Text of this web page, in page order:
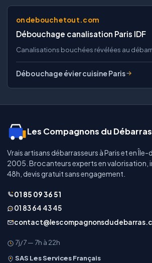
ondebouchetout.com
Débouchage canalisation Paris IDF
Canalisations bouchées révélées au
Débouchage évier cuisine Paris
Les Compagnons du Débarras
Vrais artisans débarrasseurs à Paris et en
2005. Brocanteurs experts en valorisation,
48h, devis gratuit sans engagement.
01 85 09 36 51
01 83 64 43 45
7j/7 — 7h à 22h
SAS Les Services Français